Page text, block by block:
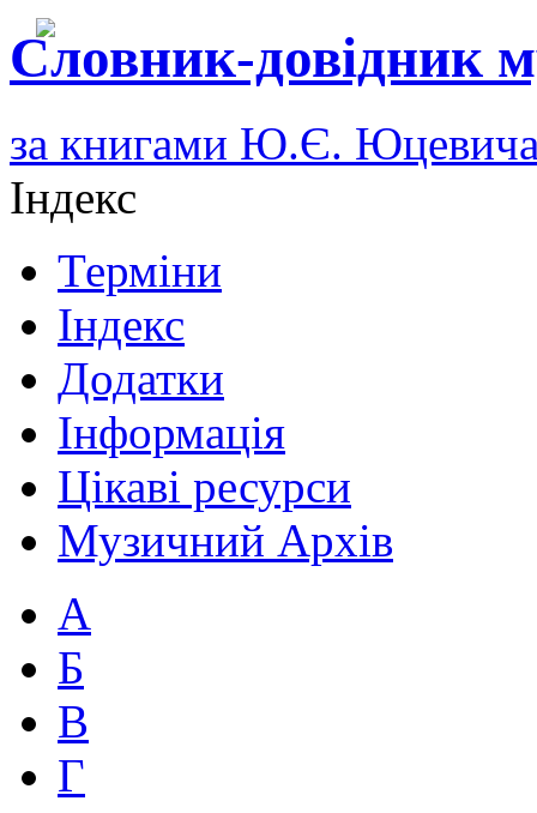
Словник-довідник
за книгами Ю.Є.
Індекс
Терміни
Індекс
Додатки
Інформація
Цікаві ресурси
Музичний Архів
А
Б
В
Г